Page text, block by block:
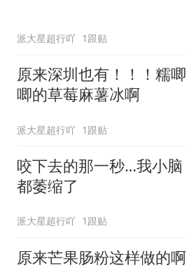
派大星超行吖 1跟贴
原来深圳也有！！！糯唧
唧的草莓麻薯冰啊
派大星超行吖 1跟贴
咬下去的那一秒…我小脑
都萎缩了
派大星超行吖 1跟贴
原来芒果肠粉这样做的啊